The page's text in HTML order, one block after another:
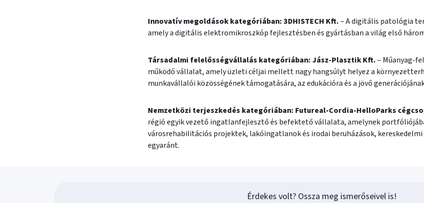
Innovatív megoldások kategóriában: 3DHISTECH Kft.– A digitális patológia
amely a digitális elektromikroszkóp fejlesztésben és gyártásban a világ első
Társadalmi felelősségvállalás kategóriában: Jász-Plasztik Kft.– Műanyag-
működő vállalat, amely üzleti céljai mellett nagy hangsúlyt helyez a
munkavállalói közösségének támogatására, az edukációra és a jövő
Nemzetközi terjeszkedés kategóriában: Futureal-Cordia-HelloParks
régió egyik vezető ingatlanfejlesztő és befektető vállalata, amelynek
városrehabilitációs projektek, lakóingatlanok és irodai beruházások,
egyaránt.
Érdekes volt? Ossza meg ismerőseivel is!